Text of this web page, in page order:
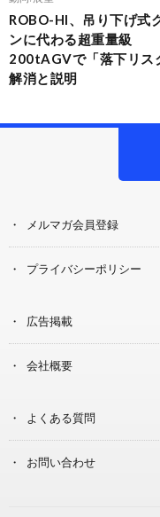
ROBO-HI、吊り下げ式
ンに代わる超重量級
200tAGVで「落下リス
解消と説明
メルマガ会員登録
プライバシーポリシー
広告掲載
会社概要
よくある質問
お問い合わせ